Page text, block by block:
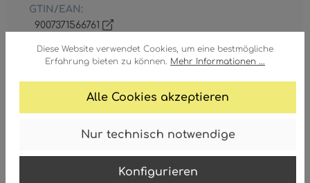
Diese Website verwendet Cookies, um eine bestmögliche
Erfahrung bieten zu können. Mehr Informationen ...
Alle Cookies akzeptieren
Nur technisch notwendige
Konfigurieren
GTIN/EAN:
9007371566761
2700 Kelvin